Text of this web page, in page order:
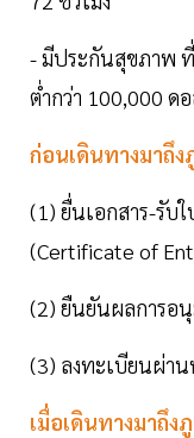
- มีประกันสุขภาพ ที่
ต่ำกว่า 100,000 ด
ก่อนเดินทางมาถึง
(1) ยื่นเอกสาร-รับ
(Certificate of
(2) ยืนยันผลการอนุ
(3) ลงทะเบียนผ่า
เมื่อเดินทางมาถึง